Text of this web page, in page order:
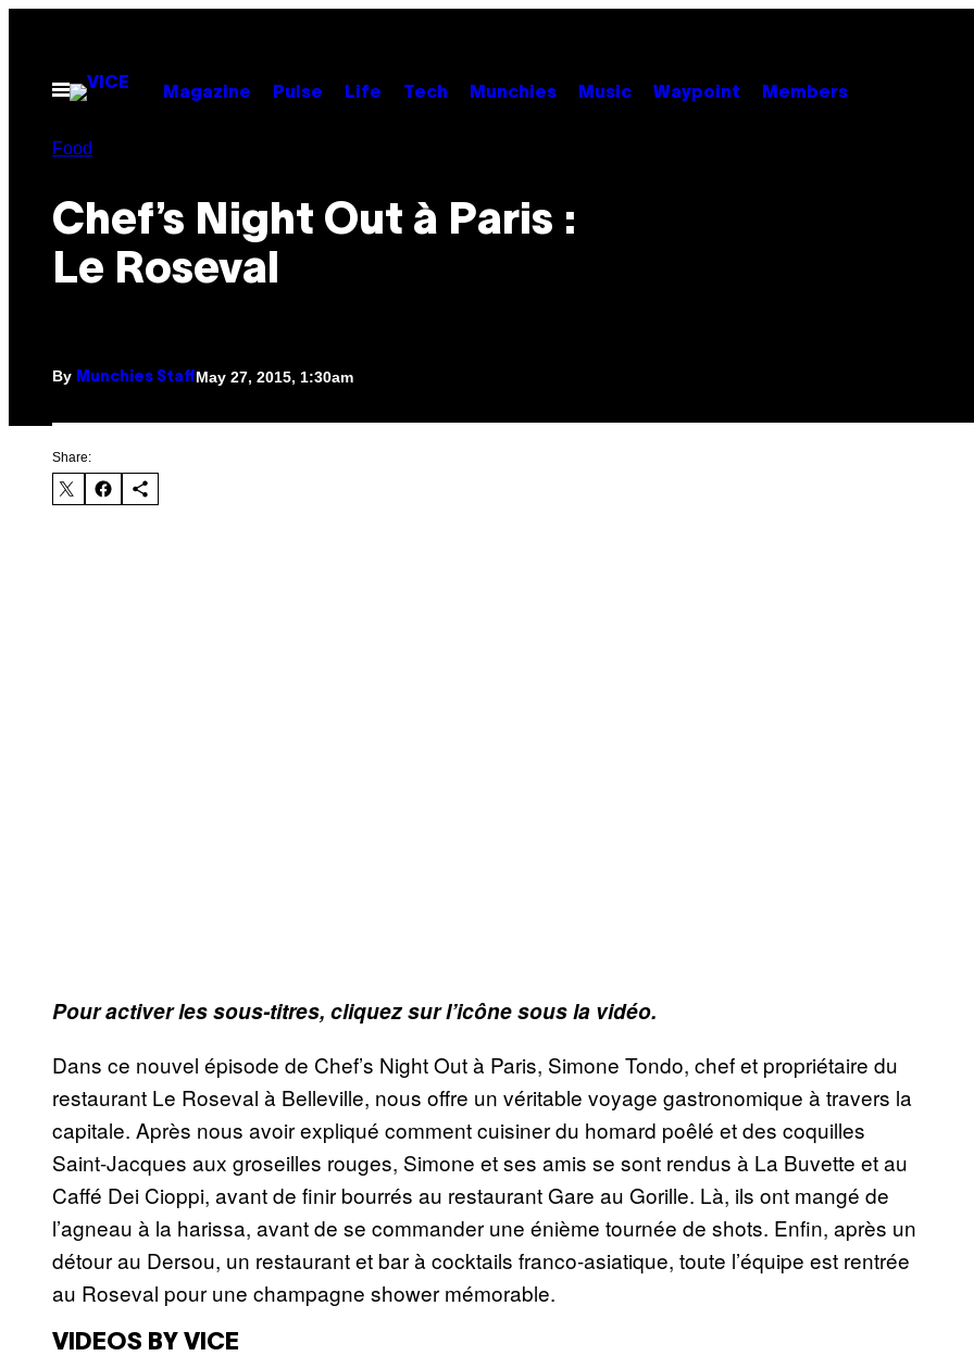
contentOpen
Menu
Magazine Pulse Life Tech Munchies Music Waypoint Members
Food
Chef’s Night Out à Paris :
Le Roseval
By Munchies StaffMay 27, 2015, 1:30am
Share:
Pour activer les sous-titres, cliquez sur l’icône sous la vidéo.
Dans ce nouvel épisode de Chef’s Night Out à Paris, Simone Tondo, chef et propriétaire du
restaurant Le Roseval à Belleville, nous offre un véritable voyage gastronomique à travers la
capitale. Après nous avoir expliqué comment cuisiner du homard poêlé et des coquilles
Saint-Jacques aux groseilles rouges, Simone et ses amis se sont rendus à La Buvette et au
Caffé Dei Cioppi, avant de finir bourrés au restaurant Gare au Gorille. Là, ils ont mangé de
l’agneau à la harissa, avant de se commander une énième tournée de shots. Enfin, après un
détour au Dersou, un restaurant et bar à cocktails franco-asiatique, toute l’équipe est rentrée
au Roseval pour une champagne shower mémorable.
VIDEOS BY VICE